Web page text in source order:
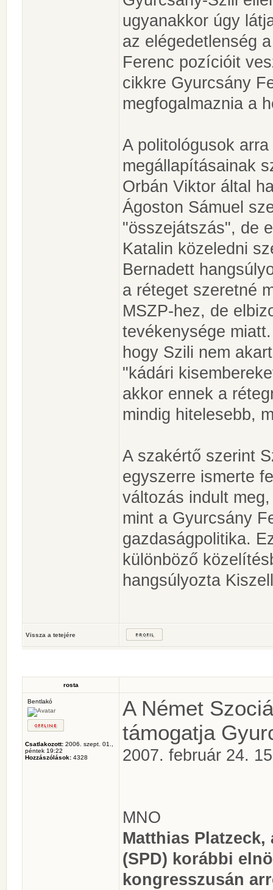
ugyanakkor úgy
az elégedetlenség
Ferenc pozícióit
cikkre Gyurcsány
megfogalmaznia a
A politológusok
megállapításainak
Orbán Viktor által
Ágoston Sámuel
"összejátszás", de
Katalin közeledni
Bernadett
a réteget szeretné
MSZP-hez, de
tevékenysége
hogy Szili nem
"kádári
akkor ennek a
mindig hitelesebb,
A szakértő szerint
egyszerre ismerte
változás indult
mint a Gyurcsány
gazdaságpolitika.
különböző
hangsúlyozta
Vissza a tetejére
rosta
Bentlakó
Csatlakozott: 2006. szept. 01.,
péntek 19:22
Hozzászólások: 4328
A Német
támogatja
2007. február 24.
MNO
Matthias Platzeck,
(SPD) korábbi
kongresszusán